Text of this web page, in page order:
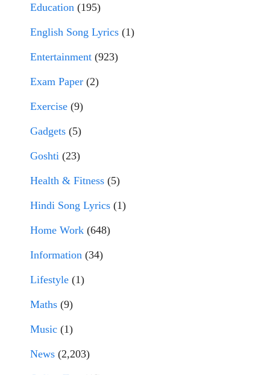
Education (195)
English Song Lyrics (1)
Entertainment (923)
Exam Paper (2)
Exercise (9)
Gadgets (5)
Goshti (23)
Health & Fitness (5)
Hindi Song Lyrics (1)
Home Work (648)
Information (34)
Lifestyle (1)
Maths (9)
Music (1)
News (2,203)